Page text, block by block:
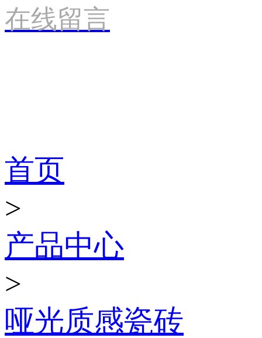
在线留言
首页
>
产品中心
>
哑光质感瓷砖